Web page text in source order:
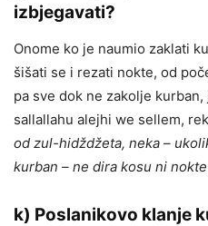
izbjegavati?
Onome ko je naumio zaklati
šišati se i rezati nokte, od
pa sve dok ne zakolje
sallallahu alejhi we sellem,
od zul-hidždžeta, neka –
kurban – ne dira kosu ni
k) Poslanikovo klanje